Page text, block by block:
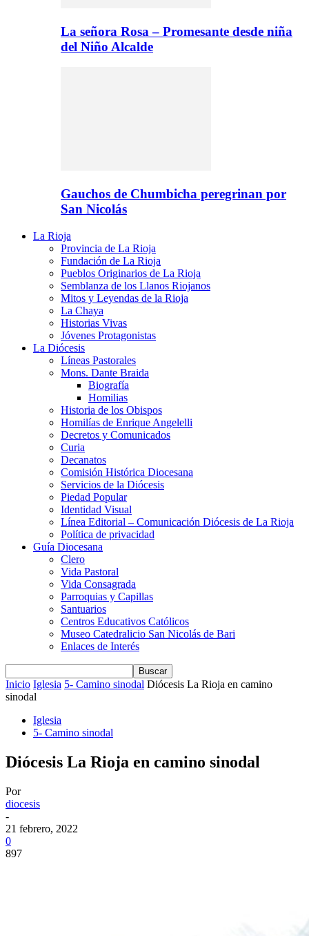
La señora Rosa – Promesante desde niña
del Niño Alcalde
Gauchos de Chumbicha peregrinan por
San Nicolás
La Rioja
Provincia de La Rioja
Fundación de La Rioja
Pueblos Originarios de La Rioja
Semblanza de los Llanos Riojanos
Mitos y Leyendas de la Rioja
La Chaya
Historias Vivas
Jóvenes Protagonistas
La Diócesis
Líneas Pastorales
Mons. Dante Braida
Biografía
Homilias
Historia de los Obispos
Homilías de Enrique Angelelli
Decretos y Comunicados
Curia
Decanatos
Comisión Histórica Diocesana
Servicios de la Diócesis
Piedad Popular
Identidad Visual
Línea Editorial – Comunicación Diócesis de La Rioja
Política de privacidad
Guía Diocesana
Clero
Vida Pastoral
Vida Consagrada
Parroquias y Capillas
Santuarios
Centros Educativos Católicos
Museo Catedralicio San Nicolás de Bari
Enlaces de Interés
Inicio Iglesia 5- Camino sinodal Diócesis La Rioja en camino
sinodal
Iglesia
5- Camino sinodal
Diócesis La Rioja en camino sinodal
Por
diocesis
-
21 febrero, 2022
0
897